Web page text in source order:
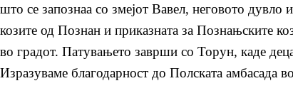
што се запознаа со змејот Вавел, неговото
козите од Познан и приказната за Познањските
во градот. Патувањето заврши со Торун, каде
Изразуваме благодарност до Полската амбасада